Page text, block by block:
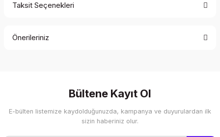
Taksit Seçenekleri
Önerileriniz
Görüş ve önerileriniz için teşekkür ederiz.
Ürün resmi kalitesiz, bozuk veya görüntülenemiyor.
Bültene Kayıt Ol
E-bülten listemize kaydolduğunuzda, kampanya ve duyurulardan ilk
sizin haberiniz olur.